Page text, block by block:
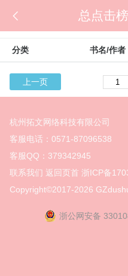
 总点击
分类 书名/作者
上一页
杭州拓文网络科技有限公司
客服电话：0571-87096538
客服QQ：379342945
联系我们 返回页首 浙ICP备
Copyright©2017-2026
浙公网安备